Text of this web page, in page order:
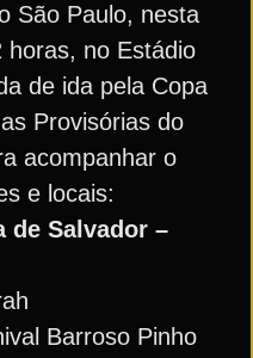
São Paulo, nesta
no Estádio
de ida pela Copa
Provisórias do
acompanhar o
e locais:
de Salvador –
Barroso Pinho